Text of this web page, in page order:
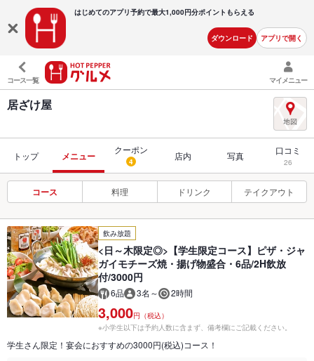
はじめてのアプリ予約で最大1,000円分ポイントもらえる
ダウンロード アプリで開く
コース一覧 マイメニュー
居ざけ屋
トップ メニュー
クーポン
4 店内 写真 口コミ
26
コース 料理 ドリンク テイクアウト
飲み放題
<日～木限定◎>【学生限定コース】ピザ・ジャ
ガイモチーズ焼・揚げ物盛合・6品/2H飲放
付/3000円
6品 3名～ 2時間
3,000円（税込）
※小学生以下は予約人数に含まず、備考欄にご記載ください。
学生さん限定！宴会におすすめの3000円(税込)コース！